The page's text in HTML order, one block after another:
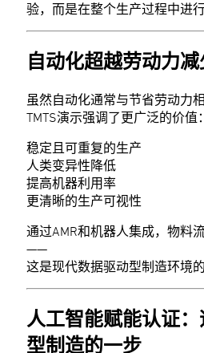
验，而是在整个生产过程中进行
自动化超越劳动力减
虽然自动化通常与节省劳动力相
TMTS演示强调了更广泛的价值：
稳定且可重复的生产
人类变异性降低
提高机器利用率
更清晰的生产可视性
通过AMR和机器人集成，物料
——
这是现代数据驱动型制造环境
人工智能赋能认证
型制造的一步